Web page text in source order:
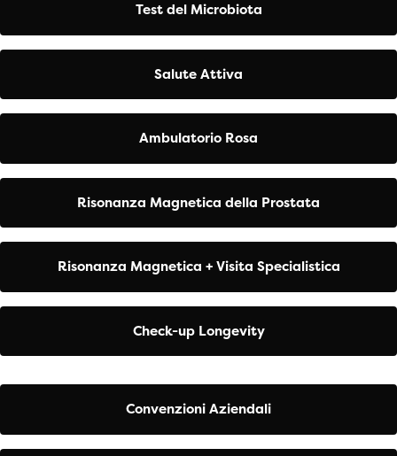
Test del Microbiota
Salute Attiva
Ambulatorio Rosa
Risonanza Magnetica della Prostata
Risonanza Magnetica + Visita Specialistica
Check-up Longevity
Convenzioni Aziendali